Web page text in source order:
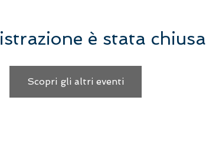
è stata chiusa
Scopri gli altri eventi